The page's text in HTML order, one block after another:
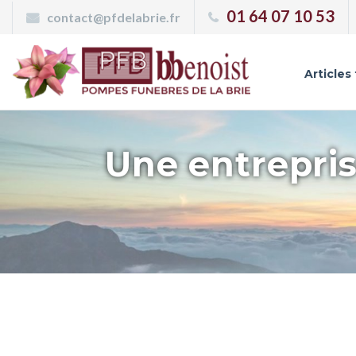
contact@pfdelabrie.fr 01 64 07 10 53
Articles
Une